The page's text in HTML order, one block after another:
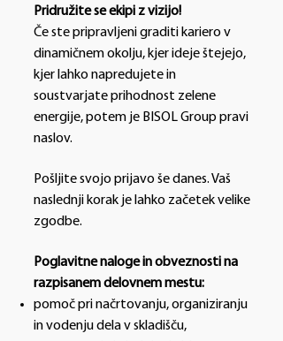
Pridružite se ekipi z vizijo!
Če ste pripravljeni graditi kariero v
dinamičnem okolju, kjer ideje štejejo,
kjer lahko napredujete in
soustvarjate prihodnost zelene
energije, potem je BISOL Group pravi
naslov.
Pošljite svojo prijavo še danes. Vaš
naslednji korak je lahko začetek velike
zgodbe.
Poglavitne naloge in obveznosti na
razpisanem delovnem mestu:
pomoč pri načrtovanju, organiziranju
in vodenju dela v skladišču,